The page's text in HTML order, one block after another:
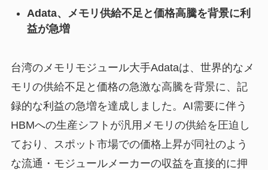
Adata、メモリ供給不足と価格高騰を背景に利
益が急増
台湾のメモリモジュール大手Adataは、世界的なメ
モリの供給不足と価格の急激な高騰を背景に、記
録的な利益の急増を達成しました。AI需要に伴う
HBMへの生産シフトが汎用メモリの供給を圧迫し
ており、スポット市場での価格上昇が同社のよう
な流通・モジュールメーカーの収益を直接的に押